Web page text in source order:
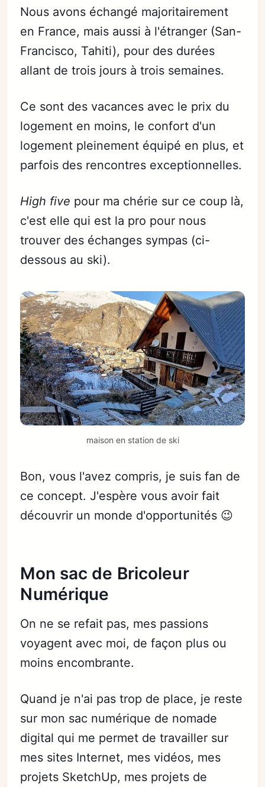
Nous avons échangé majoritairement
en France, mais aussi à l'étranger (San-
Francisco, Tahiti), pour des durées
allant de trois jours à trois semaines.
Ce sont des vacances avec le prix du
logement en moins, le confort d'un
logement pleinement équipé en plus, et
parfois des rencontres exceptionnelles.
High five pour ma chérie sur ce coup là,
c'est elle qui est la pro pour nous
trouver des échanges sympas (ci-
dessous au ski).
maison en station de ski
Bon, vous l'avez compris, je suis fan de
ce concept. J'espère vous avoir fait
découvrir un monde d'opportunités 😉
Mon sac de Bricoleur
Numérique
On ne se refait pas, mes passions
voyagent avec moi, de façon plus ou
moins encombrante.
Quand je n'ai pas trop de place, je reste
sur mon sac numérique de nomade
digital qui me permet de travailler sur
mes sites Internet, mes vidéos, mes
projets SketchUp, mes projets de